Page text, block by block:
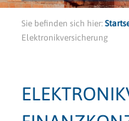
Sie befinden sich hier:
Elektronikversicherung